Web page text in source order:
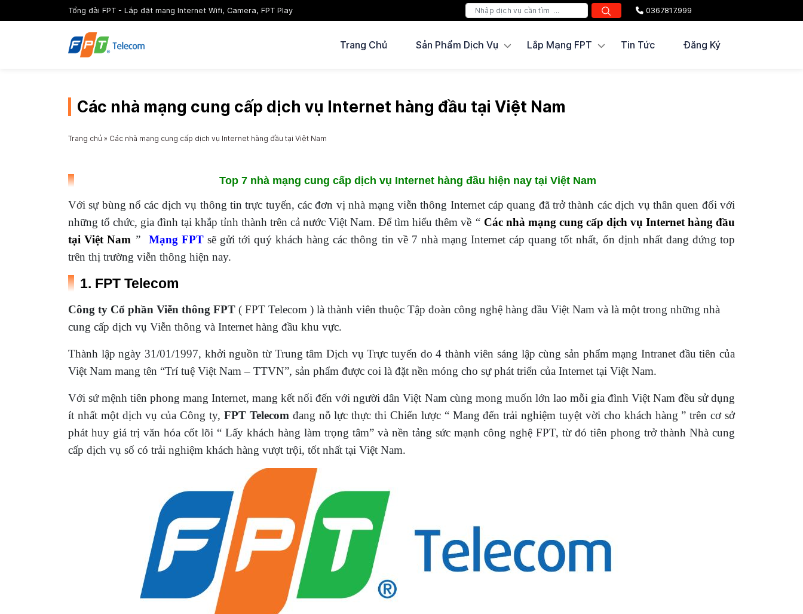
Tổng đài FPT - Lắp đặt mạng Internet Wifi, Camera, FPT Play 0367817.999
Trang Chủ Sản Phẩm Dịch Vụ Lắp Mạng FPT Tin Tức Đăng Ký
Các nhà mạng cung cấp dịch vụ Internet hàng đầu tại Việt Nam
Trang chủ » Các nhà mạng cung cấp dịch vụ Internet hàng đầu tại Việt Nam
Top 7 nhà mạng cung cấp dịch vụ Internet hàng đầu hiện nay tại Việt Nam
Với sự bùng nổ các dịch vụ thông tin trực tuyến, các đơn vị nhà mạng viễn thông Internet cáp quang đã trở thành các dịch vụ thân quen đối với
những tổ chức, gia đình tại khắp tỉnh thành trên cả nước Việt Nam. Để tìm hiểu thêm về “ Các nhà mạng cung cấp dịch vụ Internet hàng đầu
tại Việt Nam ” Mạng FPTsẽ gửi tới quý khách hàng các thông tin về 7 nhà mạng Internet cáp quang tốt nhất, ổn định nhất đang đứng top
trên thị trường viễn thông hiện nay.
1. FPT Telecom
Công ty Cổ phần Viễn thông FPT ( FPT Telecom ) là thành viên thuộc Tập đoàn công nghệ hàng đầu Việt Nam và là một trong những nhà
cung cấp dịch vụ Viễn thông và Internet hàng đầu khu vực.
Thành lập ngày 31/01/1997, khởi nguồn từ Trung tâm Dịch vụ Trực tuyến do 4 thành viên sáng lập cùng sản phẩm mạng Intranet đầu tiên của
Việt Nam mang tên “Trí tuệ Việt Nam – TTVN”, sản phẩm được coi là đặt nền móng cho sự phát triển của Internet tại Việt Nam.
Với sứ mệnh tiên phong mang Internet, mang kết nối đến với người dân Việt Nam cùng mong muốn lớn lao mỗi gia đình Việt Nam đều sử dụng
ít nhất một dịch vụ của Công ty, FPT Telecom đang nỗ lực thực thi Chiến lược “ Mang đến trải nghiệm tuyệt vời cho khách hàng ” trên cơ sở
phát huy giá trị văn hóa cốt lõi “ Lấy khách hàng làm trọng tâm” và nền tảng sức mạnh công nghệ FPT, từ đó tiên phong trở thành Nhà cung
cấp dịch vụ số có trải nghiệm khách hàng vượt trội, tốt nhất tại Việt Nam.